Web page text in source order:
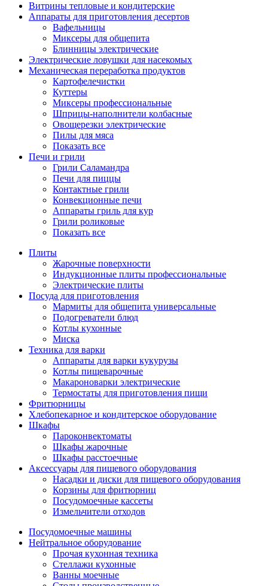
Витрины тепловые и кондитерские
Аппараты для приготовления десертов
Вафельницы
Миксеры для общепита
Блинницы электрические
Электрические ловушки для насекомых
Механическая переработка продуктов
Картофелечистки
Куттеры
Миксеры профессиональные
Шприцы-наполнители колбасные
Овощерезки электрические
Пилы для мяса
Показать все
Печи и грили
Грили Саламандра
Печи для пиццы
Контактные грили
Конвекционные печи
Аппараты гриль для кур
Грили роликовые
Показать все
Плиты
Жарочные поверхности
Индукционные плиты профессиональные
Электрические плиты
Посуда для приготовления
Мармиты для общепита универсальные
Подогреватели блюд
Котлы кухонные
Миска
Техника для варки
Аппараты для варки кукурузы
Котлы пищеварочные
Макароноварки электрические
Термостаты для приготовления пищи
Фритюрницы
Хлебопекарное и кондитерское оборудование
Шкафы
Пароконвектоматы
Шкафы жарочные
Шкафы расстоечные
Аксессуары для пищевого оборудования
Насадки и диски для пищевого оборудования
Корзины для фритюрниц
Посудомоечные кассеты
Измельчители отходов
Посудомоечные машины
Нейтральное оборудование
Прочая кухонная техника
Стеллажи кухонные
Ванны моечные